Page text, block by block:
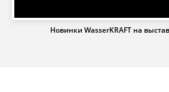
Новинки WasserKRAFT на